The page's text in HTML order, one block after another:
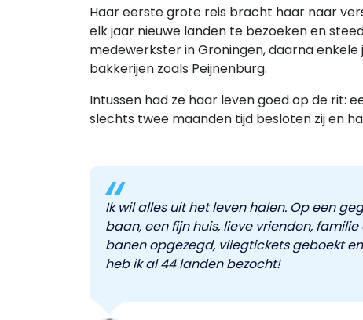
Haar eerste grote reis bracht haar naar
elk jaar nieuwe landen te bezoeken en
medewerkster in Groningen, daarna enkele
bakkerijen zoals Peijnenburg.
Intussen had ze haar leven goed op de rit:
slechts twee maanden tijd besloten zij en
Ik wil alles uit het leven halen. Op een
baan, een fijn huis, lieve vrienden,
banen opgezegd, vliegtickets geboekt
heb ik al 44 landen bezocht!